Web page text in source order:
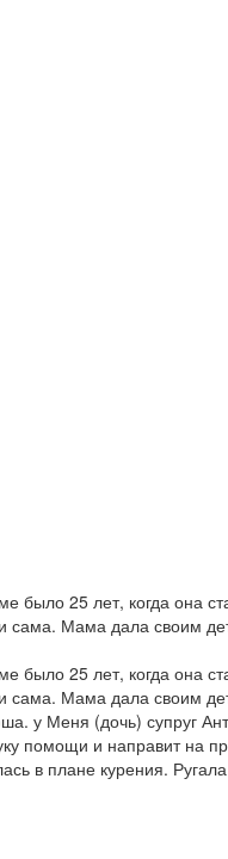
25 лет, когда она
Мама дала своим
25 лет, когда она
Мама дала своим
у Меня (дочь) супруг
помощи и направит на
в плане курения.